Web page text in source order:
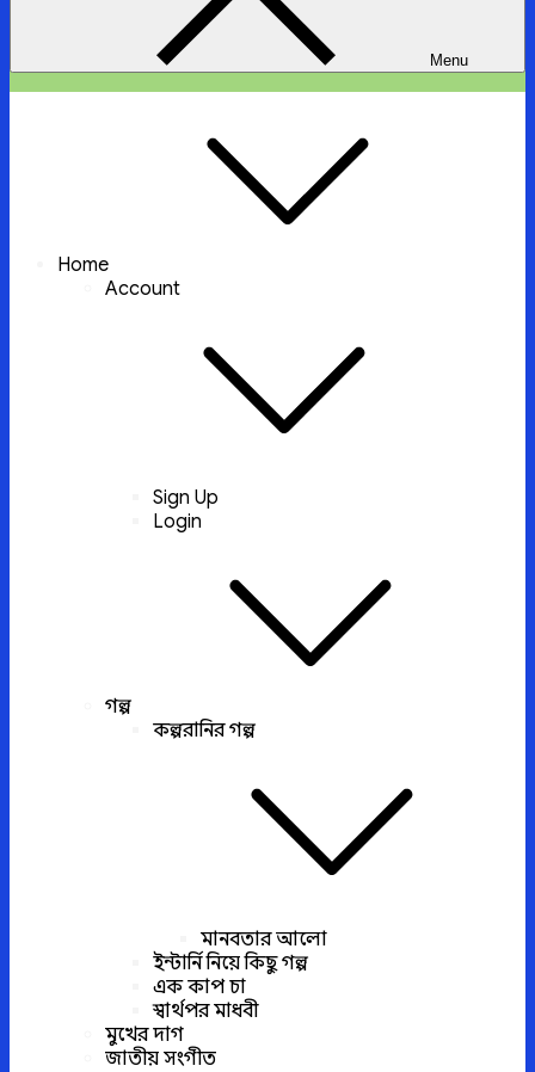
Menu
Home
Account
Sign Up
Login
গল্প
কল্পরানির গল্প
মানবতার আলো
ইন্টার্নি নিয়ে কিছু গল্প
এক কাপ চা
স্বার্থপর মাধবী
মুখের দাগ
জাতীয় সংগীত